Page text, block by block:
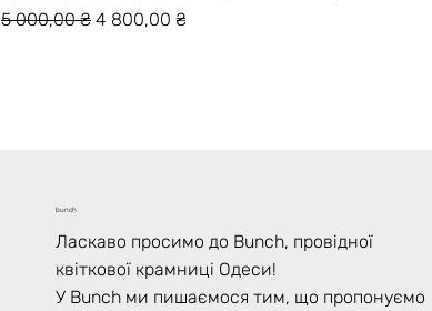
Звичайна ціна
5 000,00 ₴ За розпродажем
4 800,00 ₴
bunch
Ласкаво просимо до Bunch, провідної
квіткової крамниці Одеси!
У Bunch ми пишаємося тим, що пропонуємо